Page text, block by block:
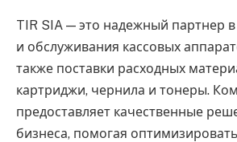
TIR SIA — это надежный партнер
и обслуживания кассовых
также поставки расходных
картриджи, чернила и тонеры.
предоставляет качественные
бизнеса, помогая